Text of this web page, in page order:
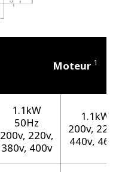
Moteur 1
1.1kW
50Hz
200v, 220v,
380v, 400v
1.1kW
200v,
440v,